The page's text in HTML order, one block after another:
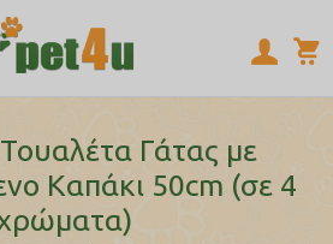
Γάτας με
Καπάκι 50cm (σε 4